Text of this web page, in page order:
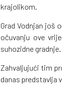
krajolikom.
Grad Vodnjan još
očuvanju ove
suhozidne gradnje.
Zahvaljujući tim
danas predstavlja